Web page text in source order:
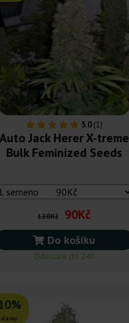
5.0(1)
Auto Jack Herer X-treme
Bulk Feminized Seeds
120Kč 90Kč
Do košíku
Odeslání do 24h